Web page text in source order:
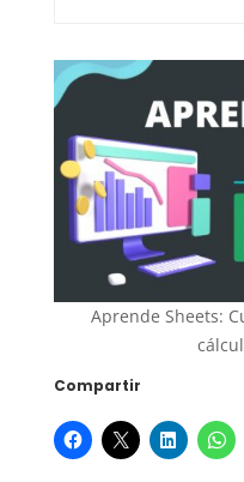
Aprende Sheets:
Compartir